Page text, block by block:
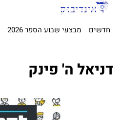
חדשים מבצעי שבוע הספר 2026
דניאל ה' פינק